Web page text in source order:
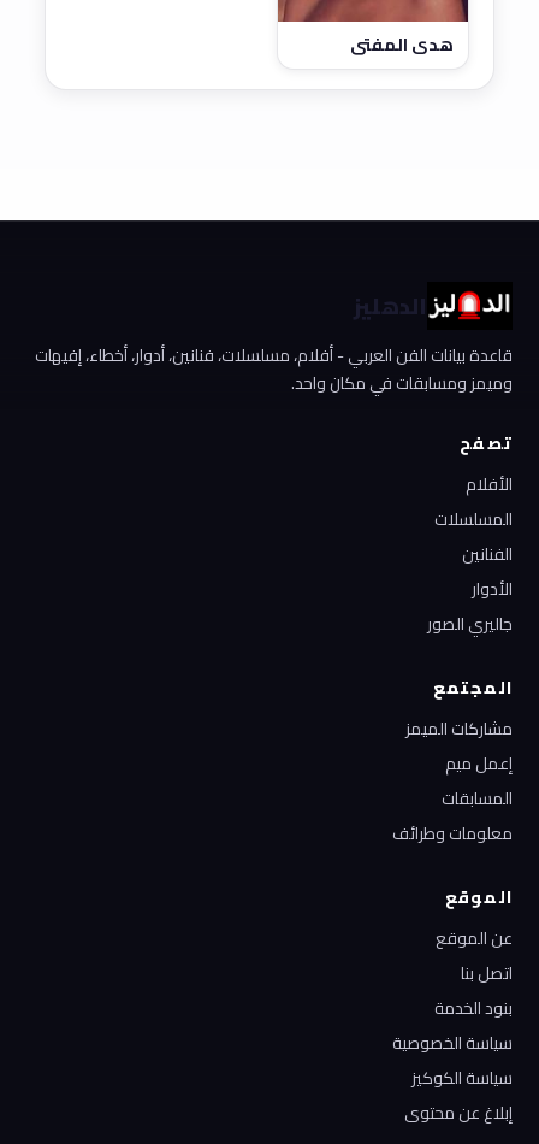
هدى المفتي
الدهليز
قاعدة بيانات الفن العربي - أفلام، مسلسلات، فنانين، أدوار، أخطاء، إفيهات
وميمز ومسابقات في مكان واحد.
تصفح
الأفلام
المسلسلات
الفنانين
الأدوار
جاليري الصور
المجتمع
مشاركات الميمز
إعمل ميم
المسابقات
معلومات وطرائف
الموقع
عن الموقع
اتصل بنا
بنود الخدمة
سياسة الخصوصية
سياسة الكوكيز
إبلاغ عن محتوى